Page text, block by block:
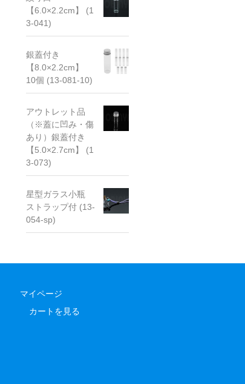
【6.0×2.2cm】 (1
3-041)
銀蓋付き
【8.0×2.2cm】
10個 (13-081-10)
アウトレット品
（※蓋に凹み・傷
あり）銀蓋付き
【5.0×2.7cm】 (1
3-073)
星型ガラス小瓶
ストラップ付 (13-
054-sp)
マイページ
カートを見る